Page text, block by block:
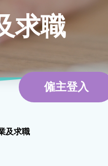
求職
僱主登入
及求職